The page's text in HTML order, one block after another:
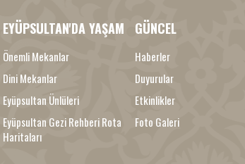
EYÜPSULTAN'DA YAŞAM
Önemli Mekanlar
Dini Mekanlar
Eyüpsultan Ünlüleri
Eyüpsultan Gezi Rehberi Rota
Haritaları
GÜNCEL
Haberler
Duyurular
Etkinlikler
Foto Galeri